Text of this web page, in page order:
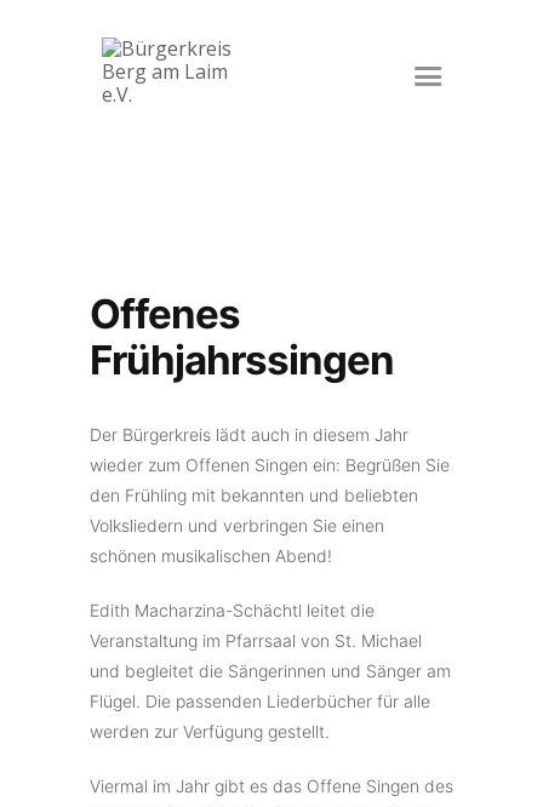
Impressum
Datenschutz
Offenes
Frühjahrssingen
Der Bürgerkreis lädt auch in diesem Jahr
wieder zum Offenen Singen ein: Begrüßen Sie
den Frühling mit bekannten und beliebten
Volksliedern und verbringen Sie einen
schönen musikalischen Abend!
Edith Macharzina-Schächtl leitet die
Veranstaltung im Pfarrsaal von St. Michael
und begleitet die Sängerinnen und Sänger am
Flügel. Die passenden Liederbücher für alle
werden zur Verfügung gestellt.
Viermal im Jahr gibt es das Offene Singen des